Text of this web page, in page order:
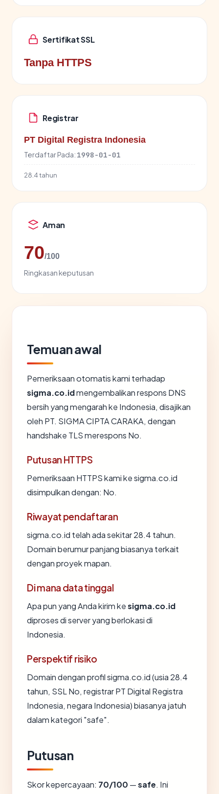
Sertifikat SSL
Tanpa HTTPS
Registrar
PT Digital Registra Indonesia
Terdaftar Pada: 1998-01-01
28.4 tahun
Aman
70/100
Ringkasan keputusan
Temuan awal
Pemeriksaan otomatis kami terhadap
sigma.co.idmengembalikan respons DNS
bersih yang mengarah ke Indonesia, disajikan
oleh PT. SIGMA CIPTA CARAKA, dengan
handshake TLS merespons No.
Putusan HTTPS
Pemeriksaan HTTPS kami ke sigma.co.id
disimpulkan dengan: No.
Riwayat pendaftaran
sigma.co.id telah ada sekitar 28.4 tahun.
Domain berumur panjang biasanya terkait
dengan proyek mapan.
Di mana data tinggal
Apa pun yang Anda kirim kesigma.co.id
diproses di server yang berlokasi di
Indonesia.
Perspektif risiko
Domain dengan profil sigma.co.id (usia 28.4
tahun, SSL No, registrar PT Digital Registra
Indonesia, negara Indonesia) biasanya jatuh
dalam kategori "safe".
Putusan
Skor kepercayaan: 70/100 —safe. Ini